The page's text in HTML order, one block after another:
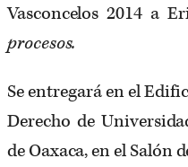
Vasconcelos 2014 a
procesos.
Se entregará en el
Derecho de
de Oaxaca, en el Salón